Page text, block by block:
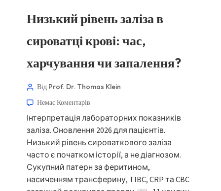
Низький рівень заліза в
сироватці крові: час,
харчування чи запалення?
Від Prof. Dr. Thomas Klein
Немає Коментарів
Інтерпретація лабораторних показників
заліза. Оновлення 2026 для пацієнтів.
Низький рівень сироваткового заліза
часто є початком історії, а не діагнозом.
Сукупний патерн за феритином,
насиченням трансферину, TIBC, CRP та CBC